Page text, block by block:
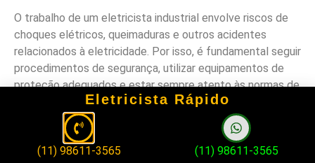
O trabalho de um eletricista industrial envolve riscos de
choques elétricos, queimaduras e outros acidentes
relacionados à eletricidade. Por isso, é fundamental seguir
procedimentos de segurança, utilizar equipamentos de
proteção adequados e estar sempre atento às normas de
Como encontrar um eletricista
industrial em São Bernardo do Campo
Eletricista Rápido
(11) 98611-3565 (11) 98611-3565